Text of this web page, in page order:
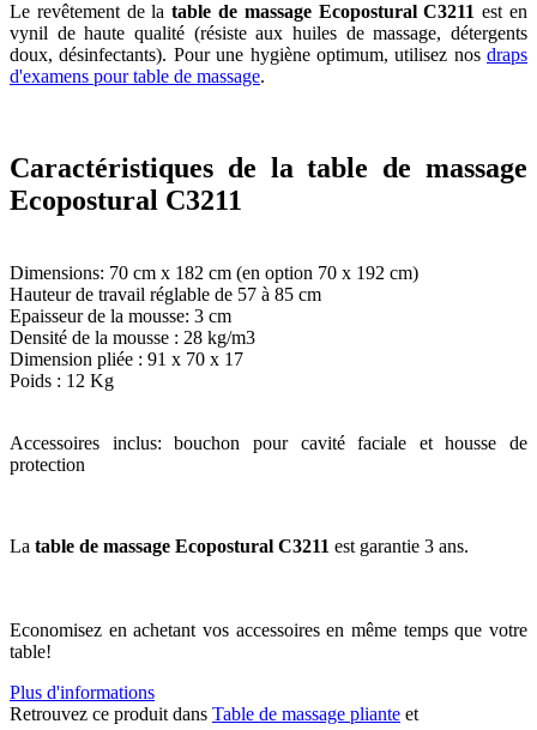
Le revêtement de latable de massage Ecopostural C3211 est en
vynil de haute qualité (résiste aux huiles de massage, détergents
doux, désinfectants). Pour une hygiène optimum, utilisez nos draps
d'examens pour table de massage.
Caractéristiques de la table de massage
Ecopostural C3211
Dimensions: 70 cm x 182 cm (en option 70 x 192 cm)
Hauteur de travail réglable de 57 à 85 cm
Epaisseur de la mousse: 3 cm
Densité de la mousse : 28 kg/m3
Dimension pliée : 91 x 70 x 17
Poids : 12 Kg
Accessoires inclus: bouchon pour cavité faciale et housse de
protection
La table de massage Ecopostural C3211 est garantie 3 ans.
Economisez en achetant vos accessoires en même temps que votre
table!
Plus d'informations
Retrouvez ce produit dans Table de massage pliante et